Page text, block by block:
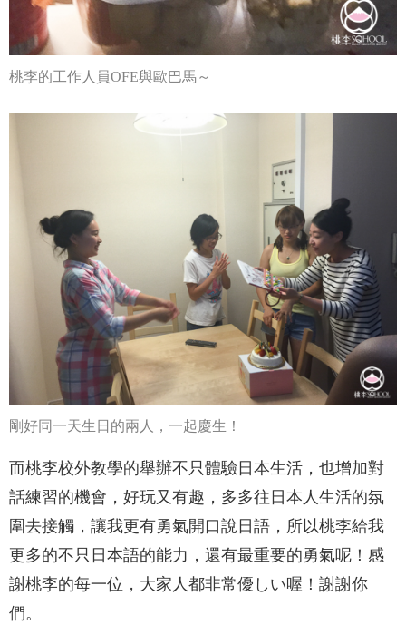
桃李的工作人員OFE與歐巴馬～
剛好同一天生日的兩人，一起慶生！
而桃李校外教學的舉辦不只體驗日本生活，也增加對
話練習的機會，好玩又有趣，多多往日本人生活的氛
圍去接觸，讓我更有勇氣開口說日語，所以桃李給我
更多的不只日本語的能力，還有最重要的勇氣呢！感
謝桃李的每一位，大家人都非常優しい喔！謝謝你
們。